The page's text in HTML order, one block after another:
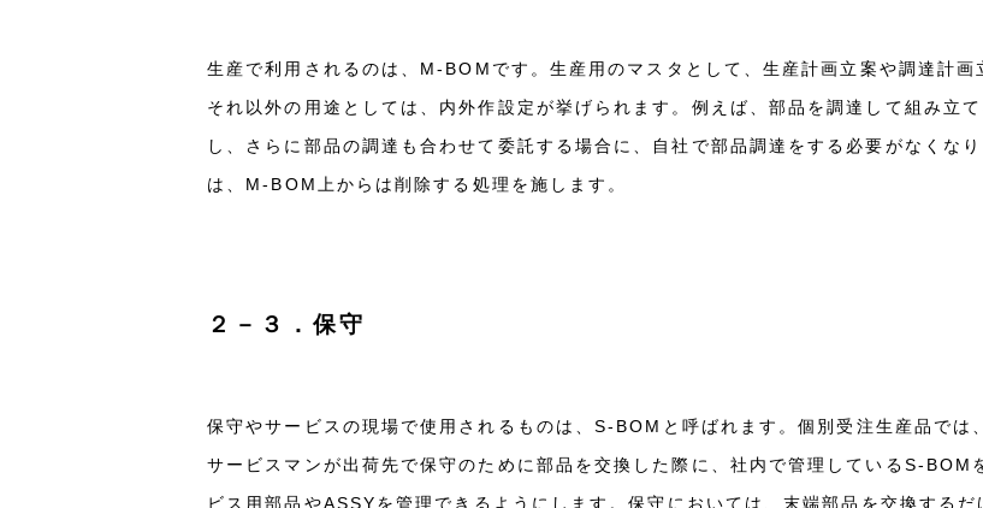
生産で利用されるのは、M-BOMです。生産用のマスタとして、生産計画立案や調達計画
それ以外の用途としては、内外作設定が挙げられます。例えば、部品を調達して組み立
し、さらに部品の調達も合わせて委託する場合に、自社で部品調達をする必要がなくな
は、M-BOM上からは削除する処理を施します。
２－３．保守
保守やサービスの現場で使用されるものは、S-BOMと呼ばれます。個別受注生産品では
サービスマンが出荷先で保守のために部品を交換した際に、社内で管理しているS-BOM
ビス用部品やASSYを管理できるようにします。保守においては、末端部品を交換する